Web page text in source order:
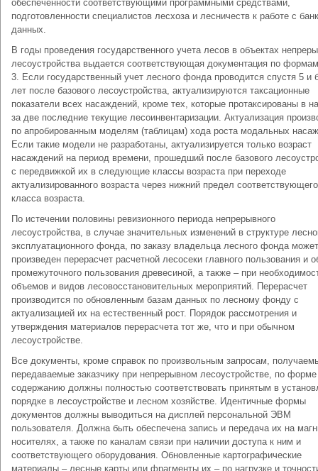
обеспеченности соответствующими программными средствами,
подготовленности специалистов лесхоза и лесничеств к работе с
данных.
В годы проведения государственного учета лесов в объектах
лесоустройства выдается соответствующая документация по
3. Если государственный учет лесного фонда проводится спустя 5 и
лет после базового лесоустройства, актуализируются таксационные
показатели всех насаждений, кроме тех, которые протаксированы в
за две последние текущие лесоинвентаризации. Актуализация
по апробированным моделям (таблицам) хода роста модальных
Если такие модели не разработаны, актуализируется только возраст
насаждений на период времени, прошедший после базового
с передвижкой их в следующие классы возраста при переходе
актуализированного возраста через нижний предел соответствующего
класса возраста.
По истечении половины ревизионного периода непрерывного
лесоустройства, в случае значительных изменений в структуре
эксплуатационного фонда, по заказу владельца лесного фонда
произведен перерасчет расчетной лесосеки главного пользования и
промежуточного пользования древесиной, а также – при
объемов и видов лесовосстановительных мероприятий. Перерасчет
производится по обновленным базам данных по лесному фонду с
актуализацией их на естественный рост. Порядок рассмотрения и
утверждения материалов перерасчета тот же, что и при обычном
лесоустройстве.
Все документы, кроме справок по произвольным запросам,
передаваемые заказчику при непрерывном лесоустройстве, по
содержанию должны полностью соответствовать принятым в
порядке в лесоустройстве и лесном хозяйстве. Идентичные формы
документов должны выводиться на дисплей персональной ЭВМ
пользователя. Должна быть обеспечена запись и передача их на
носителях, а также по каналам связи при наличии доступа к ним и
соответствующего оборудования. Обновленные картографические
материалы – лесные карты или фрагменты их – по нагрузке и